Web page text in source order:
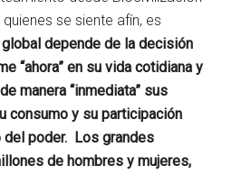
se siente afín, es
global depende de la decisión
“ahora” en su vida cotidiana y
manera “inmediata” sus
consumo y su participación
del poder. Los grandes
de hombres y mujeres,